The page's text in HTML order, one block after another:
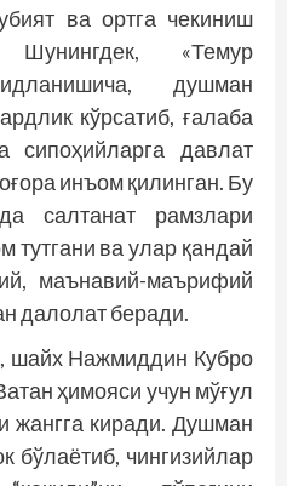
ва ортга чекиниш
«Темур
душман
кўрсатиб, ғалаба
сипоҳийларга давлат
инъом қилинган. Бу
салтанат рамзлари
тутгани ва улар қандай
маънавий-маърифий
далолат беради.
шайх Нажмиддин Кубро
ҳимояси учун мўғул
жангга киради. Душман
бўлаётиб, чингизийлар